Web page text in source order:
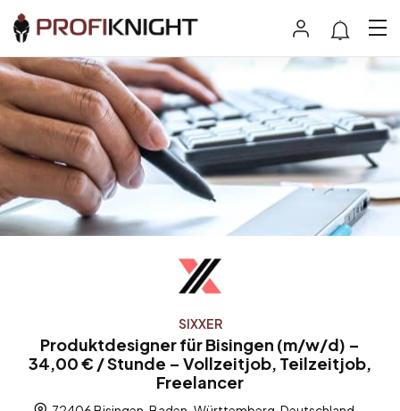
SIXXER
Produktdesigner für Bisingen (m/w/d) –
34,00 € / Stunde – Vollzeitjob, Teilzeitjob,
Freelancer